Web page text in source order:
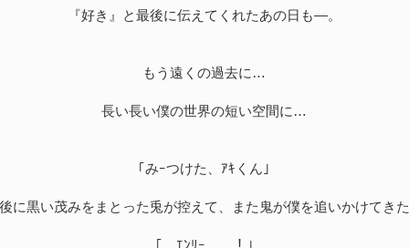
『好き』と最後に伝えてくれたあの日も―。
もう遠くの過去に…
長い長い僕の世界の短い空間に…
｢みｰつけた、ｱｷくん｣
に黒い茂みをまとった兎が控えて、また鬼が僕を追いかけてき
｢…ｴﾝﾘｰ……！｣